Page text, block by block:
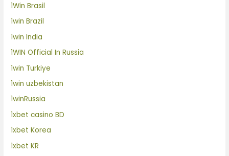
1Win Brasil
1win Brazil
1win India
1WIN Official In Russia
1win Turkiye
1win uzbekistan
1winRussia
1xbet casino BD
1xbet Korea
1xbet KR